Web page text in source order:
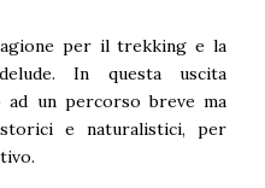
per il trekking e la
In questa uscita
ad un percorso breve ma
e naturalistici, per